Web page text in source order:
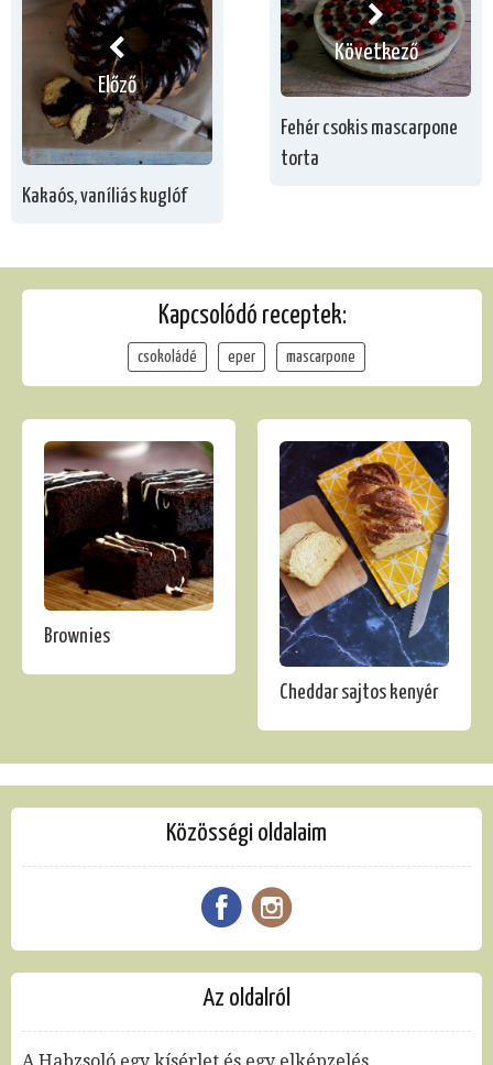
Előző
Kakaós, vaníliás kuglóf
Következő
Fehér csokis mascarpone
torta
Kapcsolódó receptek:
csokoládé eper mascarpone
Brownies
Cheddar sajtos kenyér
Közösségi oldalaim
Az oldalról